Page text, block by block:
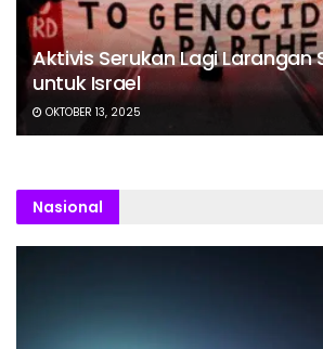
Aktivis Serukan Lagi Larangan
untuk Israel
OKTOBER 13, 2025
Nasional